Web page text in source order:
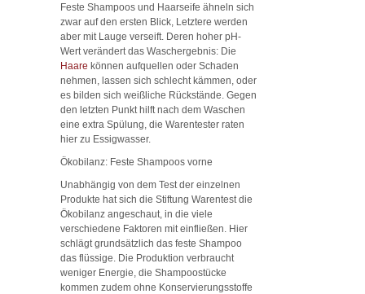
Feste Shampoos und Haarseife ähneln sich
zwar auf den ersten Blick, Letztere werden
aber mit Lauge verseift. Deren hoher pH-
Wert verändert das Waschergebnis: Die
Haare können aufquellen oder Schaden
nehmen, lassen sich schlecht kämmen, oder
es bilden sich weißliche Rückstände. Gegen
den letzten Punkt hilft nach dem Waschen
eine extra Spülung, die Warentester raten
hier zu Essigwasser.
Ökobilanz: Feste Shampoos vorne
Unabhängig von dem Test der einzelnen
Produkte hat sich die Stiftung Warentest die
Ökobilanz angeschaut, in die viele
verschiedene Faktoren mit einfließen. Hier
schlägt grundsätzlich das feste Shampoo
das flüssige. Die Produktion verbraucht
weniger Energie, die Shampoostücke
kommen zudem ohne Konservierungsstoffe